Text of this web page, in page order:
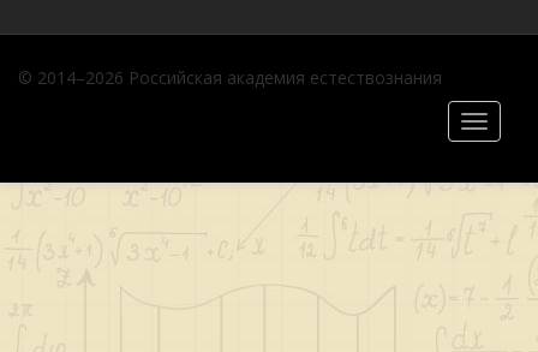
© 2014–2026 Российская академия естествознания
Toggle